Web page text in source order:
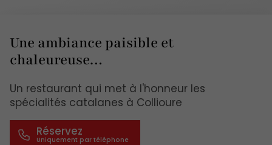
Une ambiance paisible et
chaleureuse…
Un restaurant qui met à l'honneur les
spécialités catalanes à Collioure
Réservez